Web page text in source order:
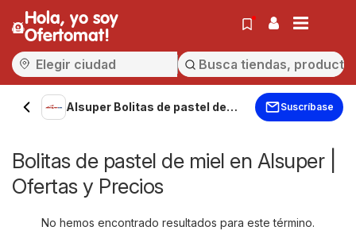
Hola, yo soy
Ofertomat!
Alsuper Bolitas de pastel de
Suscríbase
Bolitas de pastel de miel en Alsuper |
Ofertas y Precios
No hemos encontrado resultados para este término.